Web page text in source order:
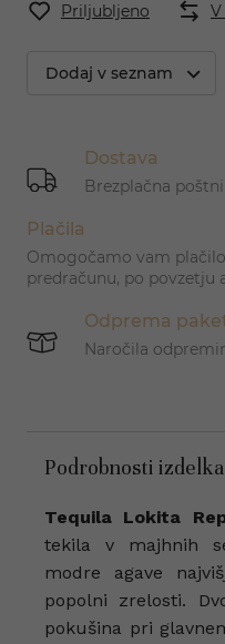
Priljubljeno
Dodaj v seznam
Dostava
Brezplačna
Plačila
Omogočamo vam
predračunu, po povzetju
Odprema
Naročila
Podrobnosti izdelka
Tequila Lokita
tekila v majhnih
modre agave
popolni zrelosti.
pokušina pri